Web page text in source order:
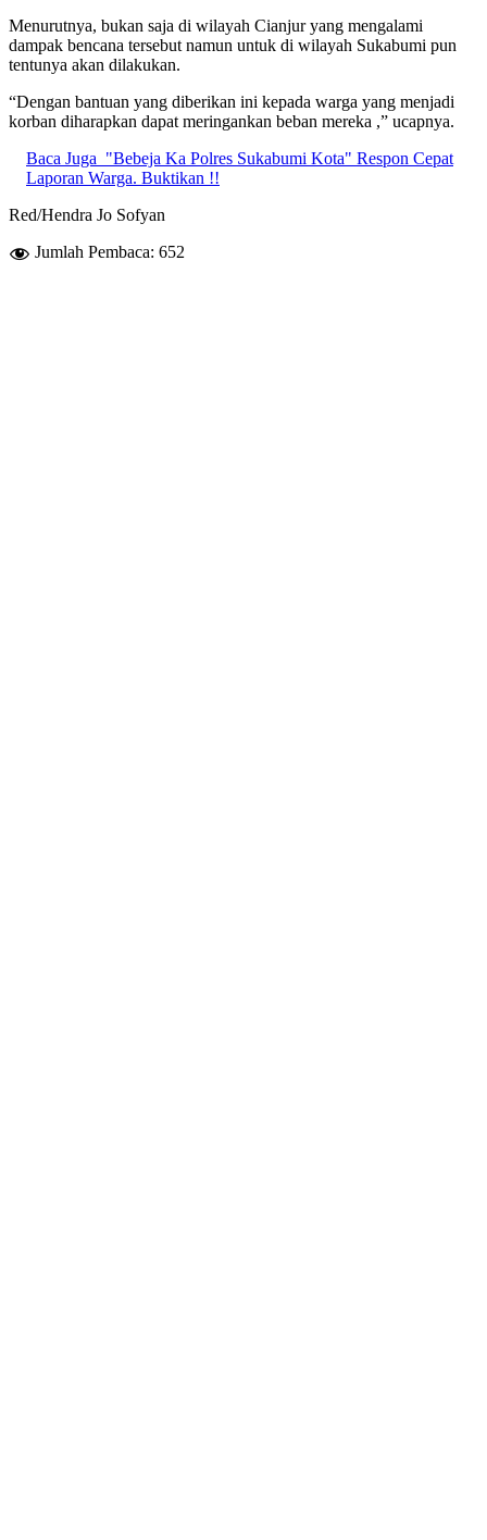
Menurutnya, bukan saja di wilayah Cianjur yang mengalami
dampak bencana tersebut namun untuk di wilayah Sukabumi pun
tentunya akan dilakukan.
“Dengan bantuan yang diberikan ini kepada warga yang menjadi
korban diharapkan dapat meringankan beban mereka ,” ucapnya.
Baca Juga "Bebeja Ka Polres Sukabumi Kota" Respon Cepat
Laporan Warga. Buktikan !!
Red/Hendra Jo Sofyan
Jumlah Pembaca: 652